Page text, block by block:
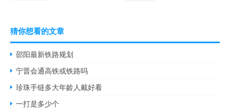
猜你想看的文章
邵阳最新铁路规划
宁晋会通高铁或铁路吗
珍珠手链多大年龄人戴好看
一打是多少个